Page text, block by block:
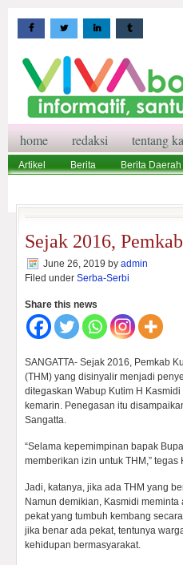
home redaksi tentang
Artikel Berita Berita Daerah
Sejak 2016,
June 26, 2019 by admin
Filed under Serba-Serbi
Share this news
SANGATTA- Sejak 2016, Pemkab
(THM) yang disinyalir menjadi
ditegaskan Wabup Kutim H
kemarin. Penegasan itu
Sangatta.
“Selama kepemimpinan bapak
memberikan izin untuk THM,”
Jadi, katanya, jika ada THM yang
Namun demikian, Kasmidi
pekat yang tumbuh kembang
jika benar ada pekat, tentunya
kehidupan bermasyarakat.